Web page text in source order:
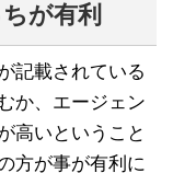
が有利
記載されている
か、エージェン
高いということ
方が事が有利に